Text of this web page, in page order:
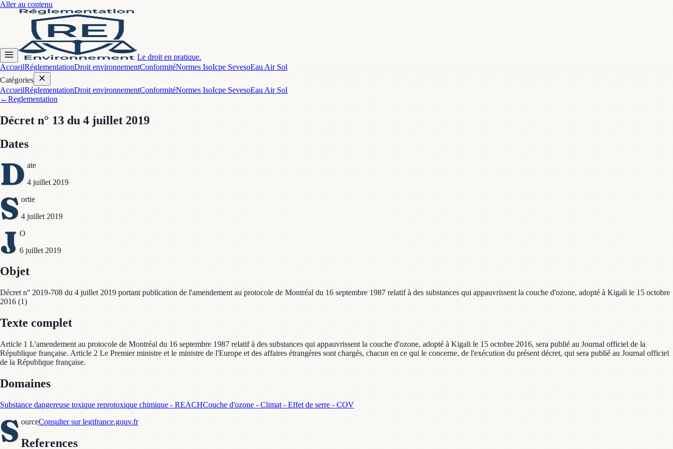
Aller au contenu
Le droit en pratique.
AccueilRéglementationDroit environnementConformitéNormes IsoIcpe SevesoEau Air Sol
Catégories
AccueilRéglementationDroit environnementConformitéNormes IsoIcpe SevesoEau Air Sol
←Reglementation
Décret n° 13 du 4 juillet 2019
Dates
D ate
4 juillet 2019
S ortie
4 juillet 2019
J O
6 juillet 2019
Objet
Décret n° 2019-708 du 4 juillet 2019 portant publication de l'amendement au protocole de Montréal du 16 septembre 1987 relatif à des substances qui appauvrissent la couche d'ozone, adopté à Kigali le 15 octobre
2016 (1)
Texte complet
Article 1 L'amendement au protocole de Montréal du 16 septembre 1987 relatif à des substances qui appauvrissent la couche d'ozone, adopté à Kigali le 15 octobre 2016, sera publié au Journal officiel de la
République française. Article 2 Le Premier ministre et le ministre de l'Europe et des affaires étrangères sont chargés, chacun en ce qui le concerne, de l'exécution du présent décret, qui sera publié au Journal officiel
de la République française.
Domaines
Substance dangereuse toxique reprotoxique chimique - REACHCouche d'ozone - Climat - Effet de serre - COV
S ourceConsulter sur legifrance.gouv.fr
References